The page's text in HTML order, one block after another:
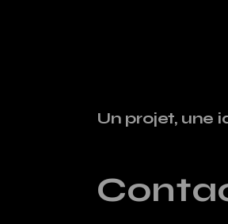
Un projet, une